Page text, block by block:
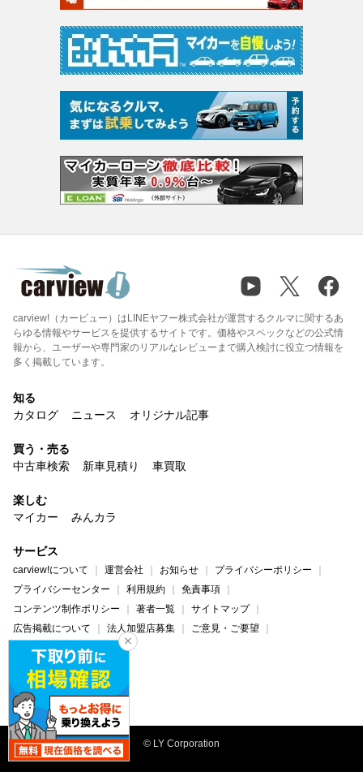
carview!（カービュー）はLINEヤフー株式会社が運営するクルマに関するあ
らゆる情報やサービスを提供するサイトです。価格やスペックなどの公式情
報から、ユーザーや専門家のリアルなレビューまで購入検討に役立つ情報を
多く掲載しています。
知る
カタログ
ニュース オリジナル記事
買う・売る
中古車検索
新車見積り 車買取
楽しむ
マイカー
みんカラ
サービス
carview!について 運営会社 お知らせ
プライバシーポリシー
プライバシーセンター
利用規約
免責事項
コンテンツ制作ポリシー
著者一覧
サイトマップ
広告掲載について
法人加盟店募集
ご意見・ご要望
ヘルプ・お問い合わせ
carview! Yahoo! JAPAN
© LY Corporation